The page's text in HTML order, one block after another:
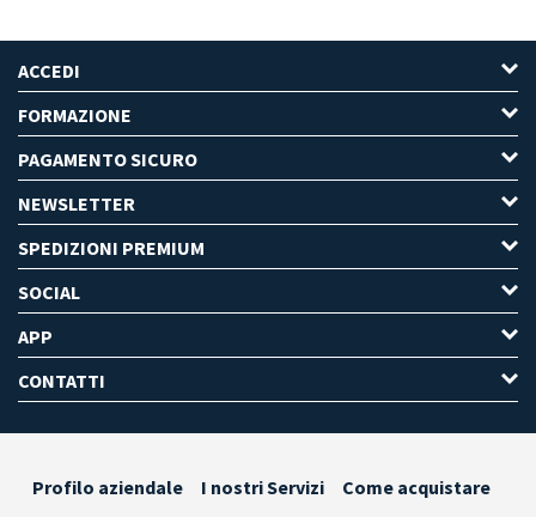
ACCEDI
FORMAZIONE
PAGAMENTO SICURO
NEWSLETTER
SPEDIZIONI PREMIUM
SOCIAL
APP
CONTATTI
Profilo aziendale I nostri Servizi
Come acquistare